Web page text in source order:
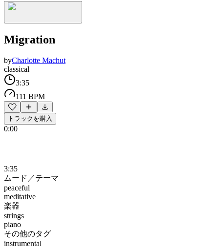
Migration
byCharlotte Machut
classical
3:35
111 BPM
トラックを購入
0:00
3:35
ムード／テーマ
peaceful
meditative
楽器
strings
piano
その他のタグ
instrumental